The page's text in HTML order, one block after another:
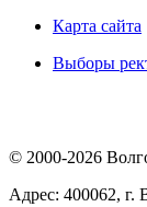
Карта сайта
Выборы
© 2000-2026
Адрес: 400062, г.